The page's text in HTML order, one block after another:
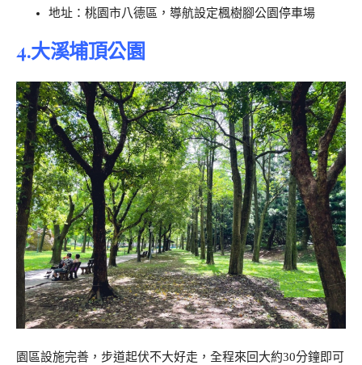
地址：桃園市八德區，導航設定楓樹腳公園停車場
4.大溪埔頂公園
園區設施完善，步道起伏不大好走，全程來回大約30分鐘即可